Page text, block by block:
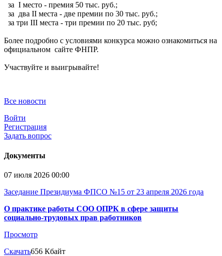
за I место - премия 50 тыс. руб.;
за два II места - две премии по 30 тыс. руб.;
за три III места - три премии по 20 тыс. руб;
Более подробно с условиями конкурса можно ознакомиться на
официальном сайте ФНПР.
Участвуйте и выигрывайте!
Все новости
Войти
Регистрация
Задать вопрос
Документы
07 июля 2026 00:00
Заседание Президиума ФПСО №15 от 23 апреля 2026 года
О практике работы СОО ОПРК в сфере защиты
социально-трудовых прав работников
Просмотр
Скачать656 Кбайт